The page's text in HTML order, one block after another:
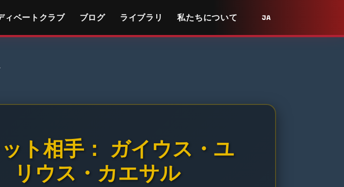
ィベートクラブ ブログ ライブラリ 私たちについて JA
ト相手： ガイウス・ユ
リウス・カエサル